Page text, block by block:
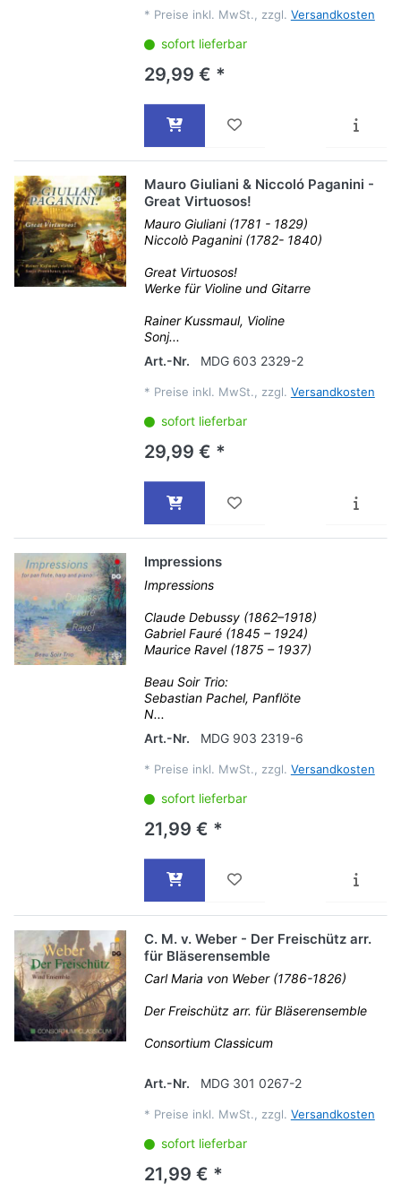
* Preise inkl. MwSt., zzgl. Versandkosten
sofort lieferbar
29,99 € *
Mauro Giuliani & Niccoló Paganini -
Great Virtuosos!
Mauro Giuliani (1781 - 1829)
Niccolò Paganini (1782- 1840)
Great Virtuosos!
Werke für Violine und Gitarre
Rainer Kussmaul, Violine
Sonj...
Art.-Nr.
MDG 603 2329-2
* Preise inkl. MwSt., zzgl. Versandkosten
sofort lieferbar
29,99 € *
Impressions
Impressions
Claude Debussy (1862–1918)
Gabriel Fauré (1845 – 1924)
Maurice Ravel (1875 – 1937)
Beau Soir Trio:
Sebastian Pachel, Panflöte
N...
Art.-Nr.
MDG 903 2319-6
* Preise inkl. MwSt., zzgl. Versandkosten
sofort lieferbar
21,99 € *
C. M. v. Weber - Der Freischütz arr.
für Bläserensemble
Carl Maria von Weber (1786-1826)
Der Freischütz arr. für Bläserensemble
Consortium Classicum
Art.-Nr. MDG 301 0267-2
* Preise inkl. MwSt., zzgl. Versandkosten
sofort lieferbar
21,99 € *